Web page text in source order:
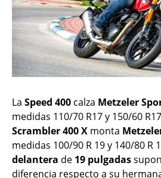
La Speed 400 calza Metzeler
medidas 110/70 R17 y 150/60
Scrambler 400 X monta
medidas 100/90 R 19 y 140/80 R
delantera de 19 pulgadas
diferencia respecto a su